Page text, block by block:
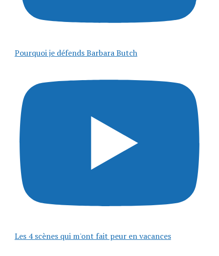
Pourquoi je défends Barbara Butch
Les 4 scènes qui m'ont fait peur en vacances